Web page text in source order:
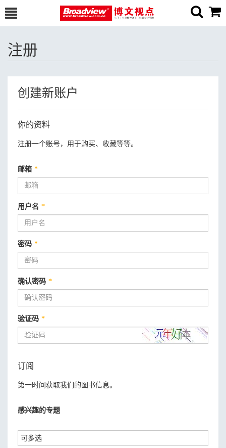
注册
创建新账户
你的资料
注册一个账号，用于购买、收藏等等。
邮箱 *
用户名 *
密码 *
确认密码 *
验证码 *
订阅
第一时间获取我们的图书信息。
感兴趣的专题